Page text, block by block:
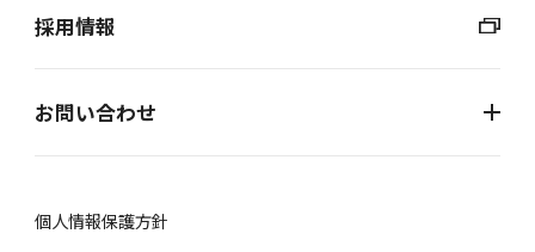
採用情報
お問い合わせ
個⼈情報保護⽅針